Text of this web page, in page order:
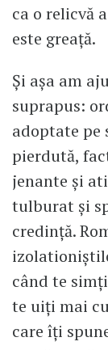
ca o relicvă
este greață.
Și așa am
suprapus:
adoptate pe
pierdută,
jenante și
tulburat și
credință.
când te
te uiți mai
care îți